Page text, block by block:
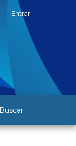
Buscar
Entrar